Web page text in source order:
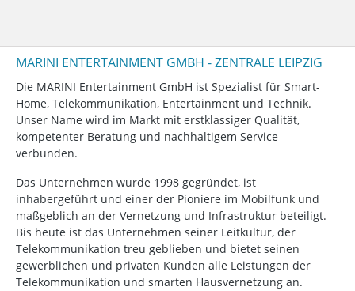
MARINI ENTERTAINMENT GMBH - ZENTRALE LEIPZIG
Die MARINI Entertainment GmbH ist Spezialist für Smart-
Home, Telekommunikation, Entertainment und Technik.
Unser Name wird im Markt mit erstklassiger Qualität,
kompetenter Beratung und nachhaltigem Service
verbunden.
Das Unternehmen wurde 1998 gegründet, ist
inhabergeführt und einer der Pioniere im Mobilfunk und
maßgeblich an der Vernetzung und Infrastruktur beteiligt.
Bis heute ist das Unternehmen seiner Leitkultur, der
Telekommunikation treu geblieben und bietet seinen
gewerblichen und privaten Kunden alle Leistungen der
Telekommunikation und smarten Hausvernetzung an.